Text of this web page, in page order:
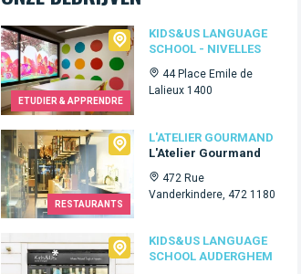
ETUDIER & APPRENDRE
KIDS&US LANGUAGE
SCHOOL - NIVELLES
44 Place Emile de
Lalieux 1400
Kids&Us language school - Nivelles
RESTAURANTS
L'ATELIER GOURMAND
L'Atelier Gourmand
472 Rue
Vanderkindere, 472 1180
L'Atelier Gourmand
KIDS&US LANGUAGE
SCHOOL AUDERGHEM
Kids&Us language school Auderghem